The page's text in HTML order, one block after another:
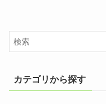
カテゴリから探す